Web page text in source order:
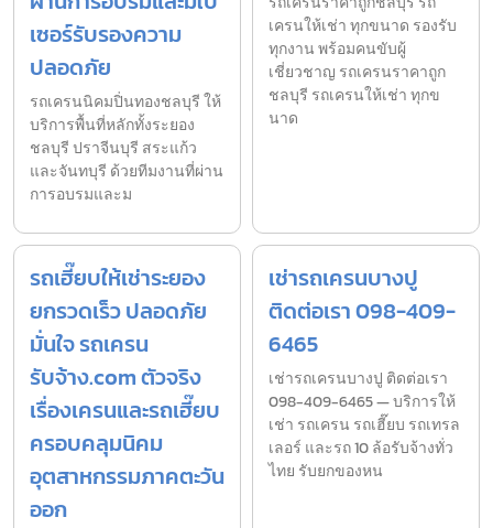
เซอร์รับรองความ
ปลอดภัย
รถเครนนิคมปิ่นทองชลบุรี ให้
บริการพื้นที่หลักทั้งระยอง
ชลบุรี ปราจีนบุรี สระแก้ว
และจันทบุรี ด้วยทีมงานที่ผ่าน
การอบรมและม
เครนให้เช่า ทุกขนาด รองรับ
ทุกงาน พร้อมคนขับผู้
เชี่ยวชาญ รถเครนราคาถูก
ชลบุรี รถเครนให้เช่า ทุกข
นาด
รถเฮี๊ยบให้เช่าระยอง
ยกรวดเร็ว ปลอดภัย
มั่นใจ รถเครน
รับจ้าง.com ตัวจริง
เรื่องเครนและรถเฮี๊ยบ
ครอบคลุมนิคม
อุตสาหกรรมภาคตะวัน
ออก
เช่ารถเครนบางปู
ติดต่อเรา 098-409-
6465
เช่ารถเครนบางปู ติดต่อเรา
098-409-6465 — บริการให้
เช่า รถเครน รถเฮี๊ยบ รถเทรล
เลอร์ และรถ 10 ล้อรับจ้างทั่ว
ไทย รับยกของหน